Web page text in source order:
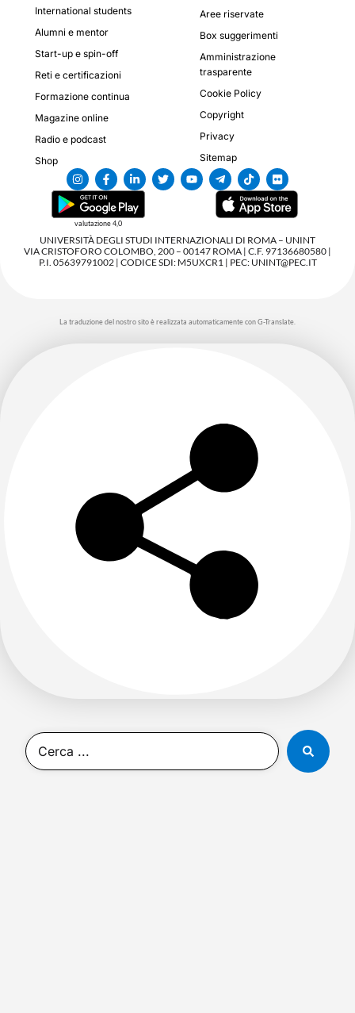
International students
Alumni e mentor
Start-up e spin-off
Reti e certificazioni
Formazione continua
Magazine online
Radio e podcast
Shop
Aree riservate
Box suggerimenti
Amministrazione
trasparente
Cookie Policy
Copyright
Privacy
Sitemap
valutazione 4,0
UNIVERSITÀ DEGLI STUDI INTERNAZIONALI DI ROMA – UNINT
VIA CRISTOFORO COLOMBO, 200 – 00147 ROMA | C.F. 97136680580 |
P.I. 05639791002 | CODICE SDI: M5UXCR1 | PEC: UNINT@PEC.IT
La traduzione del nostro sito è realizzata automaticamente con G-Translate.